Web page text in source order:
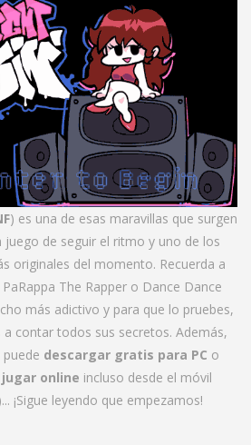
) es una de esas maravillas que surgen
juego de seguir el ritmo y uno de los
originales del momento. Recuerda a
The Rapper o Dance Dance
más adictivo y para que lo pruebes,
contar todos sus secretos. Además,
descargar gratis para PC o
jugar online incluso desde el móvil
¡Sigue leyendo que empezamos!